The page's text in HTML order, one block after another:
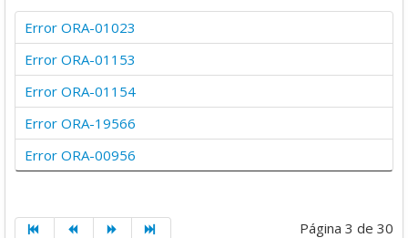
5
Error ORA-01023
Error ORA-01153
Error ORA-01154
Error ORA-19566
Error ORA-00956
Página 3 de 30